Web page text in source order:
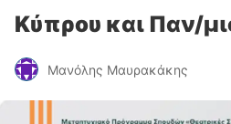
Κύπρου και Παν/
Μανόλης Μαυρακάκης